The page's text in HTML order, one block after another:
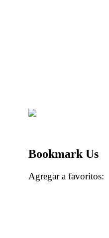
Bookmark Us
Agregar a